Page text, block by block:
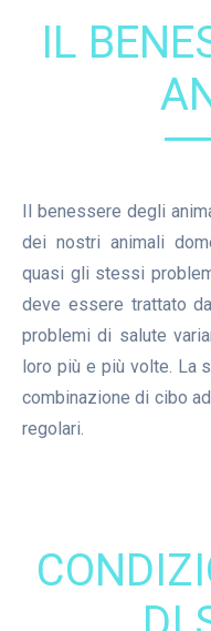
IL
Il benessere degli
dei nostri animali
quasi gli stessi
deve essere trattato
problemi di salute
loro più e più volte. La
combinazione di cibo
regolari.